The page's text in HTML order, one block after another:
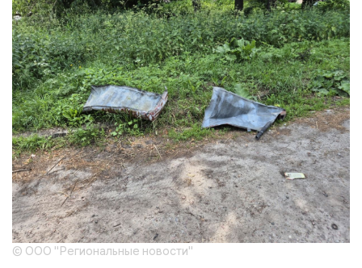
© ООО "Региональные новости"